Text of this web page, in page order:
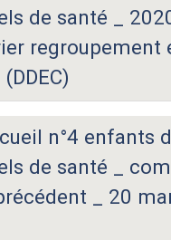
de santé _
regroupement
n°4 enfants
de santé _
_ 20